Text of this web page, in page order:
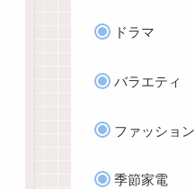
ドラマ
バラエティ
ファッション
季節家電